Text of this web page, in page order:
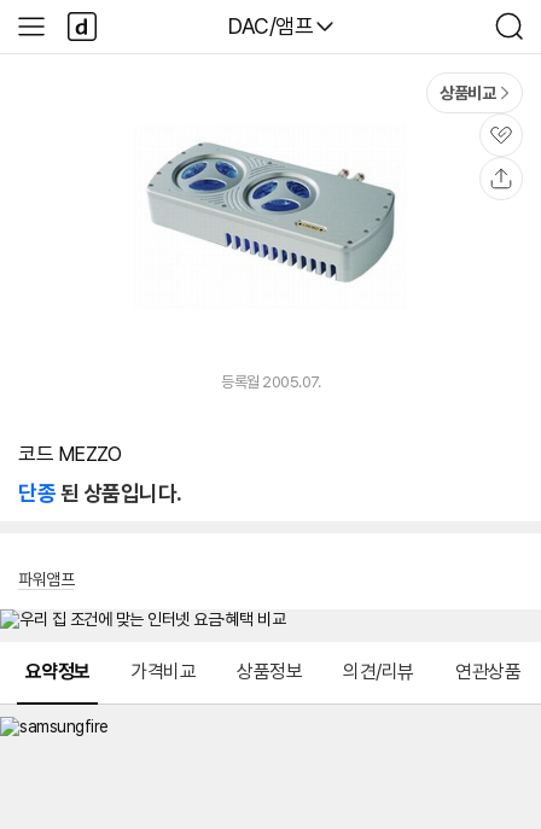
다나와
DAC/앰프
검
색
사
이
다
나
와
상품비교
관
심
등록월 2005.07.
코드 MEZZO
단종된 상품입니다.
파워앰프
요약정보 가격비교 상품정보 의견/리뷰 연관상품